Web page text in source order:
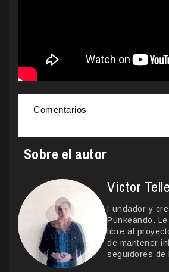
Comentarios
Sobre el autor
Victor
Fundador y
Punkeando.
libre al
de mantener
seguidores de